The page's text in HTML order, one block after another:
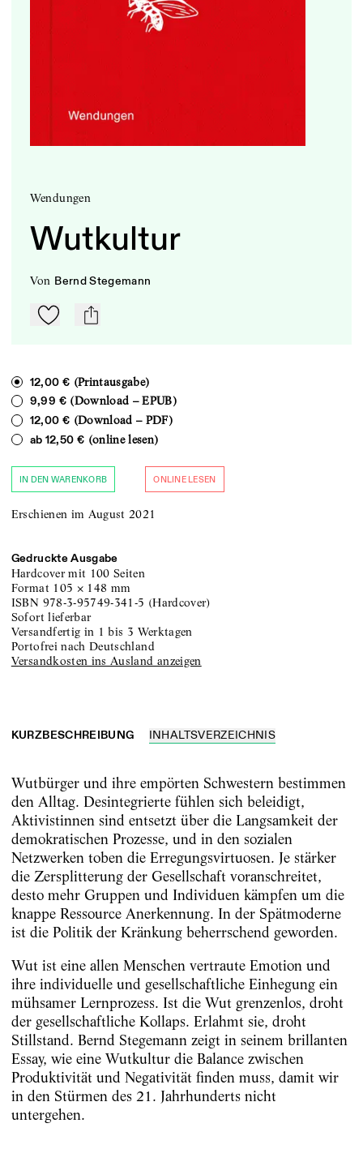
Wendungen
Wutkultur
von Bernd Stegemann
Zu Mein-TdZ hinzufügen
mail
12,00 € (Printausgabe)
9,99 €(Download – EPUB)
12,00 € (Download – PDF)
ab 12,50 € (online lesen)
IN DEN WARENKORB ONLINE LESEN
Erschienen im August 2021
Gedruckte Ausgabe
Hardcover mit 100 Seiten
Format 105 × 148 mm
ISBN 978-3-95749-341-5 (Hardcover)
sofort lieferbar
versandfertig in 1 bis 3 Werktagen
portofrei nach Deutschland
Versandkosten ins Ausland anzeigen
KURZBESCHREIBUNG INHALTSVERZEICHNIS
Wutbürger und ihre empörten Schwestern bestimmen
den Alltag. Desintegrierte fühlen sich beleidigt,
Aktivistinnen sind entsetzt über die Langsamkeit der
demokratischen Prozesse, und in den sozialen
Netzwerken toben die Erregungsvirtuosen. Je stärker
die Zersplitterung der Gesellschaft voranschreitet,
desto mehr Gruppen und Individuen kämpfen um die
knappe Ressource Anerkennung. In der Spätmoderne
ist die Politik der Kränkung beherrschend geworden.
Wut ist eine allen Menschen vertraute Emotion und
ihre individuelle und gesellschaftliche Einhegung ein
mühsamer Lernprozess. Ist die Wut grenzenlos, droht
der gesellschaftliche Kollaps. Erlahmt sie, droht
Stillstand. Bernd Stegemann zeigt in seinem brillanten
Essay, wie eine Wutkultur die Balance zwischen
Produktivität und Negativität finden muss, damit wir
in den Stürmen des 21. Jahrhunderts nicht
untergehen.